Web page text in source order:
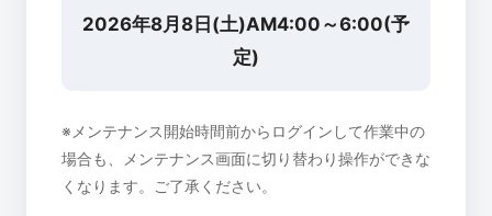
2026年8月8日(土)AM4:00～6:00(予
定)
※メンテナンス開始時間前からログインして作業中の
場合も、メンテナンス画面に切り替わり操作ができな
くなります。ご了承ください。